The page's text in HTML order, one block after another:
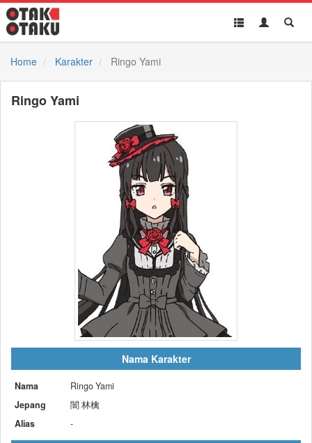
Toggle
Toggle
Home
Karakter Ringo Yami
Ringo Yami
Nama Karakter
Nama
Ringo Yami
Jepang
闇 林檎
Alias
-